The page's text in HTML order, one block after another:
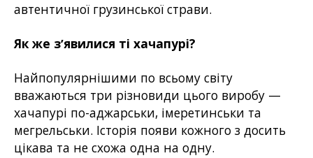
автентичної грузинської страви.
Як же зʼявилися ті хачапурі?
Найпопулярнішими по всьому світу
вважаються три різновиди цього виробу —
хачапурі по-аджарськи, імеретинськи та
мегрельськи. Історія появи кожного з досить
цікава та не схожа одна на одну.